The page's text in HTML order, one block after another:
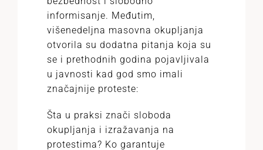
informisanje. Međutim,
višenedeljna masovna okupljanja
otvorila su dodatna pitanja koja su
se i prethodnih godina pojavljivala
u javnosti kad god smo imali
značajnije proteste:
Šta u praksi znači sloboda
okupljanja i izražavanja na
protestima? Ko garantuje